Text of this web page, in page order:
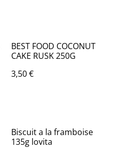
BEST FOOD COCONUT
CAKE RUSK 250G
3,50 €
Biscuit a la framboise
135g lovita